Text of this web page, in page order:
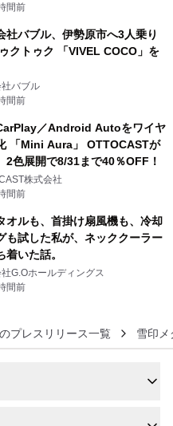
間前
社バブル、伊勢原市へ3人乗り
クトゥク 「VIVEL COCO」を
バブル
間前
／Android Autoをワイヤ
「Mini Aura」 OTTOCASTが
2色展開で8/31まで40％OFF！
株式会社
間前
オルも、首掛け扇風機も、冷却
も試した私が、ネッククーラー
着いた話。
G.Oホールディングス
間前
プレスリリース一覧 雪印メ